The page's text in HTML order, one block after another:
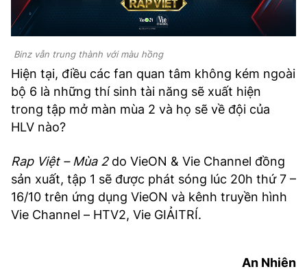
Binz vẫn trung thành với màu hồng
Hiện tại, điều các fan quan tâm không kém ngoài
bộ 6 là những thí sinh tài năng sẽ xuất hiện
trong tập mở màn mùa 2 và họ sẽ về đội của
HLV nào?
Rap Việt – Mùa 2do VieON & Vie Channel đồng
sản xuất, tập 1 sẽ được phát sóng lúc 20h thứ 7 –
16/10 trên ứng dụng VieON và kênh truyền hình
Vie Channel – HTV2, Vie GIẢITRÍ.
An Nhiên